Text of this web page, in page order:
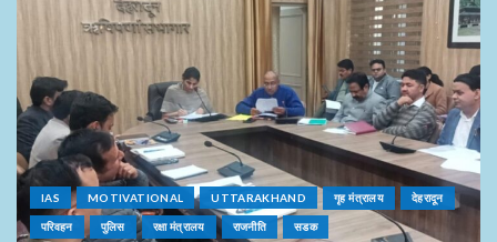
IAS MOTIVATIONAL UTTARAKHAND गृह मंत्रालय देहरादून
परिवहन पुलिस रक्षा मंत्रालय राजनीति सडक